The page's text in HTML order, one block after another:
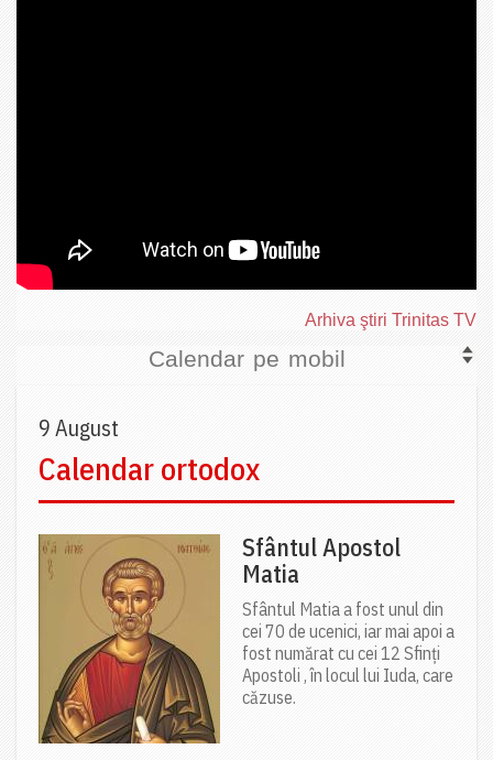
Arhiva ştiri Trinitas TV
Calendar pe mobil
9 August
Calendar ortodox
Sfântul Apostol
Matia
Sfântul Matia a fost unul din
cei 70 de ucenici, iar mai apoi a
fost numărat cu cei 12 Sfinți
Apostoli , în locul lui Iuda, care
căzuse.